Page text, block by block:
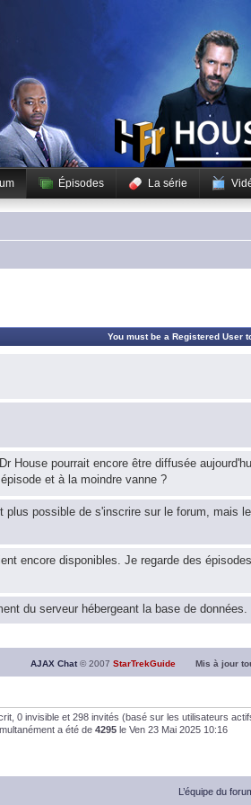
Épisodes La série
You must be a Registered User
House pourrait encore être diffusée
et à la moindre vanne ?
plus possible de s'inscrire sur le forum, mais
encore disponibles. Je regarde des
du serveur hébergeant la base de
vous souhaite une année 2021 plus belle que
fait les survivor des épisodes issus des
AJAX Chat© 2007 StarTrekGuide Mis à jour
0 invisible et 298 invités (basé sur les utilisateurs
a été de 4295 le Ven 23 Mai 2025 10:16
L’équipe du